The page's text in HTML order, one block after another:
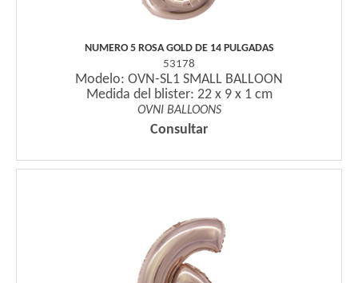
NUMERO 5 ROSA GOLD DE 14 PULGADAS
53178
Modelo: OVN-SL1 SMALL BALLOON
Medida del blister: 22 x 9 x 1 cm
OVNI BALLOONS
Consultar